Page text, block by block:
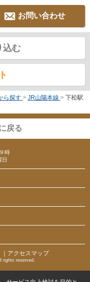
お問い合わせ
込む
ら探す > JR山陽本線 > 下松駅
戻る
時
日
｜アクセスマップ
rights reserved.